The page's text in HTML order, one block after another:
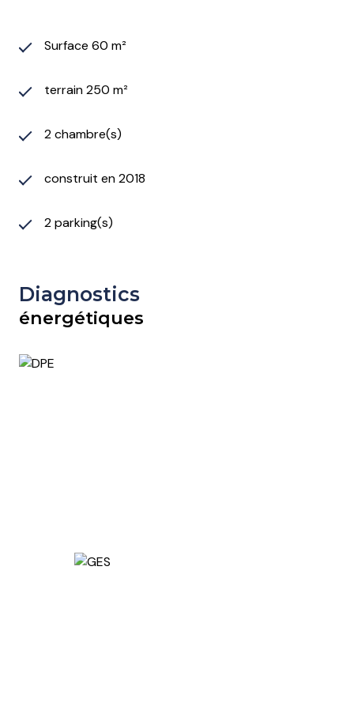
Surface 60 m²
terrain 250 m²
2 chambre(s)
construit en 2018
2 parking(s)
Diagnostics
énergétiques